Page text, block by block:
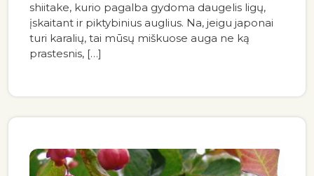
shiitake, kurio pagalba gydoma daugelis ligų,
įskaitant ir piktybinius auglius. Na, jeigu japonai
turi karalių, tai mūsų miškuose auga ne ką
prastesnis, […]